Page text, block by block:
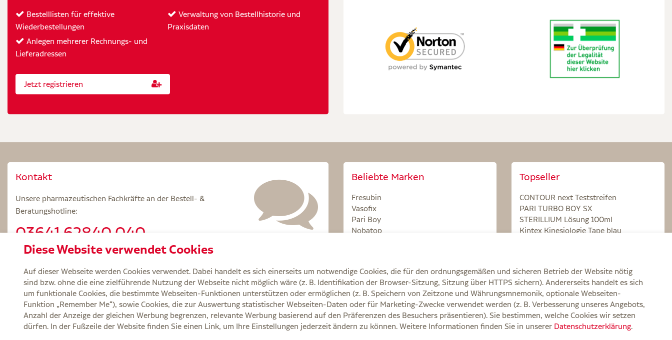
Bestelllisten für effektive
Wiederbestellungen
Anlegen mehrerer Rechnungs- und
Lieferadressen
Verwaltung von Bestellhistorie und
Praxisdaten
Jetzt registrieren
Kontakt
Unsere pharmazeutischen Fachkräfte an der Bestell- &
Beratungshotline:
03641.62840 040
Beratungszeiten: Mo – Fr 8.00 – 18.00 Uhr
Beliebte Marken
Fresubin
Vasofix
Pari Boy
Nobatop
Topseller
CONTOUR next Teststreifen
PARI TURBO BOY SX
STERILLIUM Lösung 100ml
Kintex Kinesiologie Tape blau
Service Versand und Lieferzeit Kontakt FAQ AGB Cookie-Einstellungen Datenschutz Erklärung zur Barrierefreiheit Widerruf Impressum
Zu Risiken und Nebenwirkungen lesen Sie die Packungsbeilage und fragen Sie Ihre Ärztin, Ihren Arzt oder in der Apotheke.
Diese Website verwendet Cookies
Auf dieser Webseite werden Cookies verwendet. Dabei handelt es sich einerseits um notwendige Cookies, die für den ordnungsgemäßen und sicheren Betrieb der Website nötig
sind bzw. ohne die eine zielführende Nutzung der Webseite nicht möglich wäre (z. B. Identifikation der Browser-Sitzung, Sitzung über HTTPS sichern). Andererseits handelt es sich
um funktionale Cookies, die bestimmte Webseiten-Funktionen unterstützen oder ermöglichen (z. B. Speichern von Zeitzone und Währungsmnemonik, optionale Webseiten-
Funktion „Remember Me“), sowie Cookies, die zur Auswertung statistischer Webseiten-Daten oder für Marketing-Zwecke verwendet werden (z. B. Verbesserung unseres Angebots,
Anzahl der Anzeige der gleichen Werbung begrenzen, relevante Werbung basierend auf den Präferenzen des Besuchers präsentieren). Sie bestimmen, welche Cookies wir setzen
dürfen. In der Fußzeile der Website finden Sie einen Link, um Ihre Einstellungen jederzeit ändern zu können. Weitere Informationen finden Sie in unserer Datenschutzerklärung.